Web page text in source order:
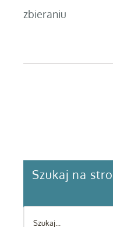
zbieraniu
Szukaj na